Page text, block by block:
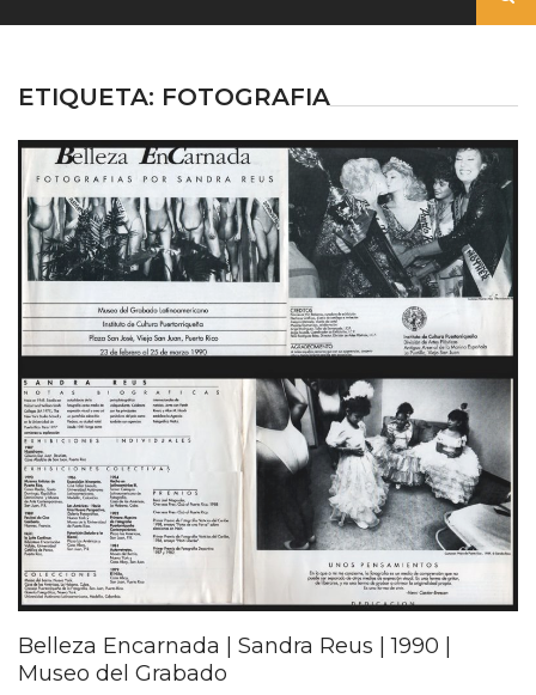
ETIQUETA: FOTOGRAFIA
Belleza Encarnada | Sandra Reus | 1990 |
Museo del Grabado